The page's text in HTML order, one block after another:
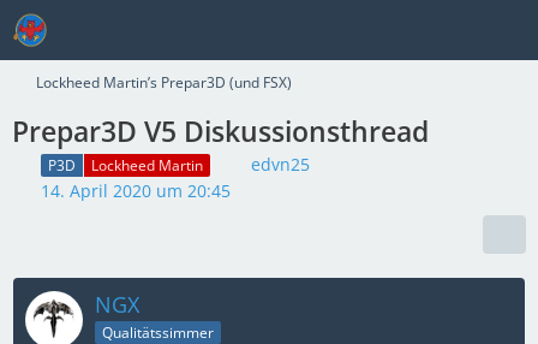
Lockheed Martin’s Prepar3D (und FSX)
Prepar3D V5 Diskussionsthread
P3D Lockheed Martin
edvn25
14. April 2020 um 20:45
NGX
Qualitätssimmer